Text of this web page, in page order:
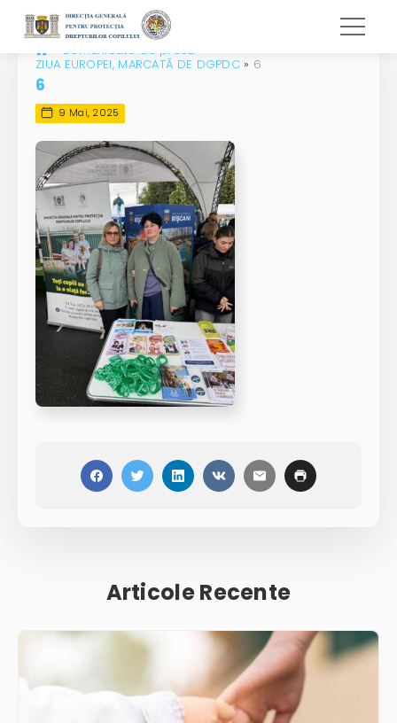
Comunicate de presă
ZIUA EUROPEI, MARCATĂ DE DGPDC » 6
6
9 Mai, 2025
Articole Recente